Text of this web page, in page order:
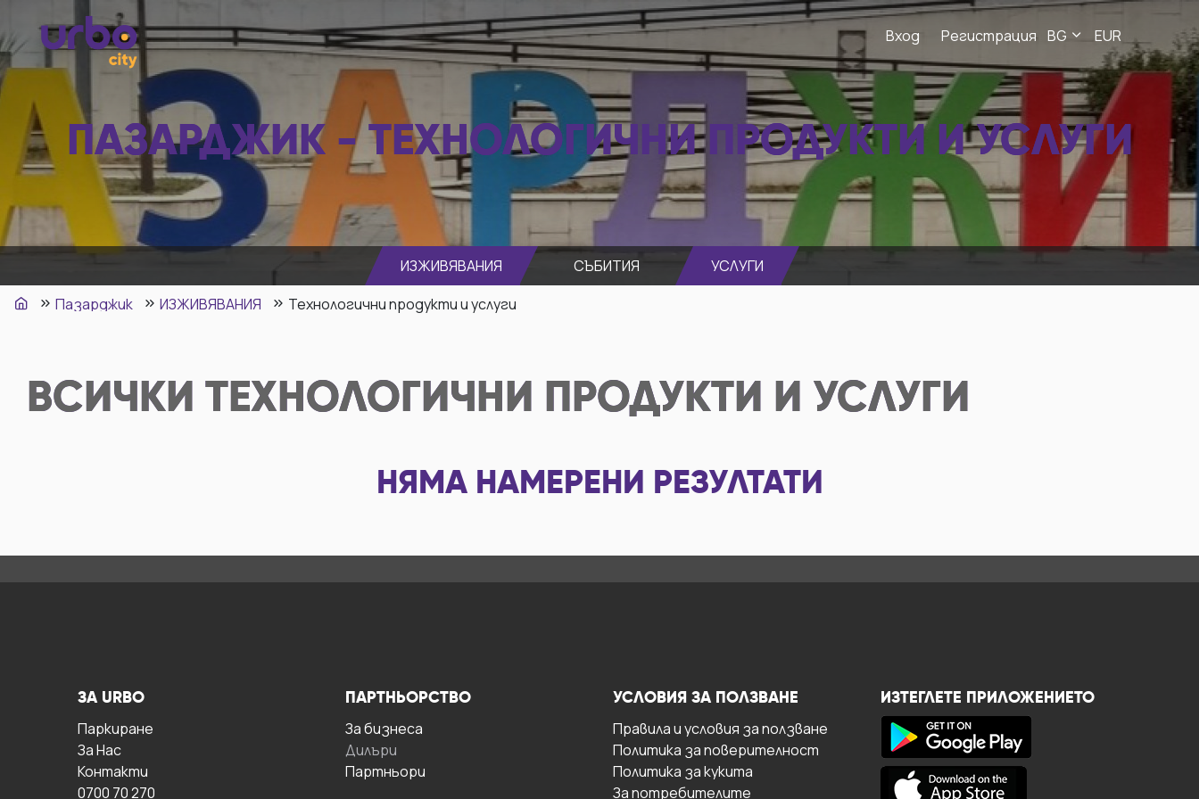
Вход Регистрация BG EUR
ПАЗАРДЖИК - ТЕХНОЛОГИЧНИ ПРОДУКТИ И УСЛУГИ
ИЗЖИВЯВАНИЯ СЪБИТИЯ
УСЛУГИ
Пазарджик
ИЗЖИВЯВАНИЯ Технологични продукти и услуги
ВСИЧКИ ТЕХНОЛОГИЧНИ ПРОДУКТИ И УСЛУГИ
НЯМА НАМЕРЕНИ РЕЗУЛТАТИ
ЗА URBO
Паркиране
За Hас
Контакти
0700 70 270
ПАРТНЬОРСТВО
За бизнесa
Дилъри
Партньори
УСЛОВИЯ ЗА ПОЛЗВАНЕ
Правила и условия за ползване
Политика за поверителност
Политика за кукита
За потребителите
ИЗТЕГЛЕТЕ ПРИЛОЖЕНИЕТО